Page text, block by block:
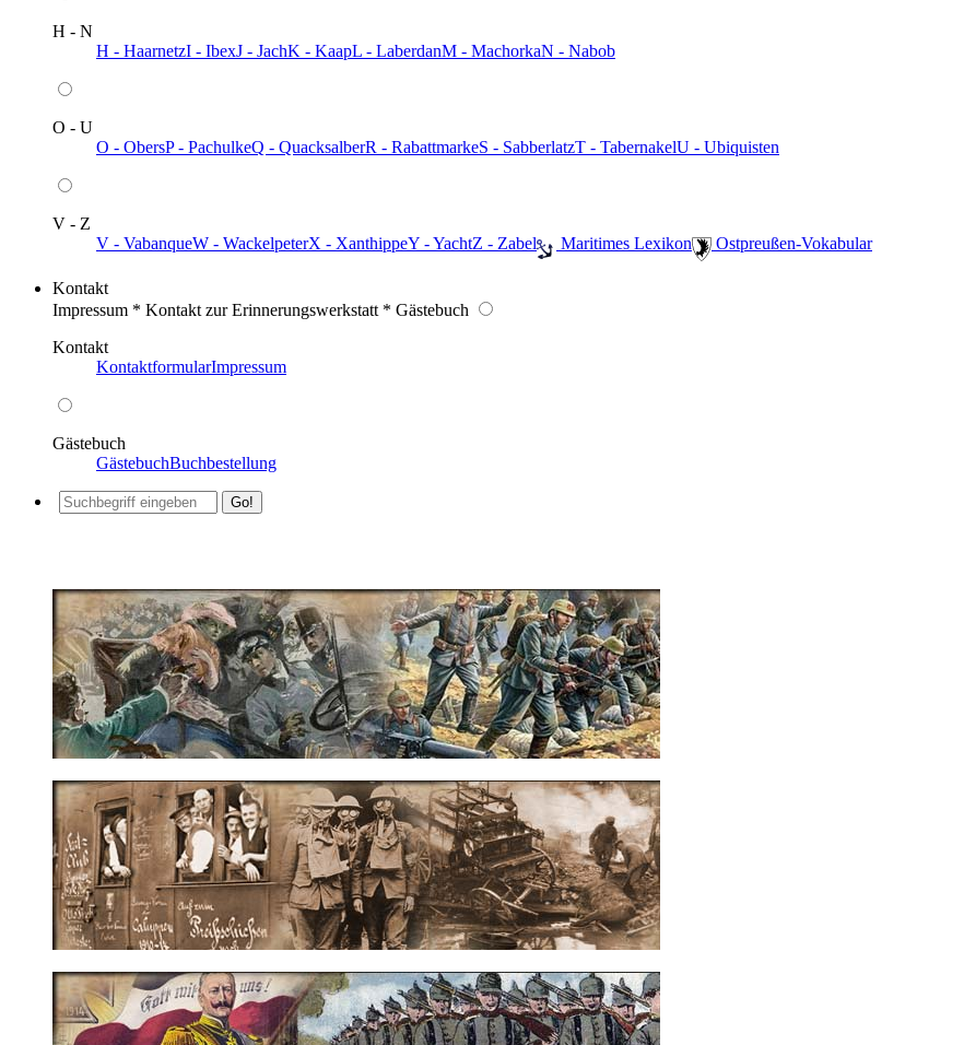
H - N
H - HaarnetzI - IbexJ - JachK - KaapL - LaberdanM - MachorkaN - Nabob
O - U
O - ObersP - PachulkeQ - QuacksalberR - RabattmarkeS - SabberlatzT - TabernakelU - Ubiquisten
V - Z
V - VabanqueW - WackelpeterX - XanthippeY - YachtZ - Zabel ️ Maritimes Lexikon ️ Ostpreußen-Vokabular
Kontakt
Impressum * Kontakt zur Erinnerungswerkstatt * Gästebuch
Kontakt
KontaktformularImpressum
Gästebuch
GästebuchBuchbestellung